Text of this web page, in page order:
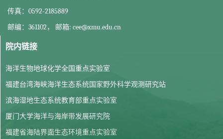
传真：0592-2185889
邮编：361102， 邮箱: cee@xmu.edu.cn
院内链接
海洋生物地球化学全国重点实验室
福建台湾海峡海洋生态系统国家野外科学观测研究站
滨海湿地生态系统教育部重点实验室
厦门大学海洋与海岸带发展研究院
福建省海陆界面生态环境重点实验室